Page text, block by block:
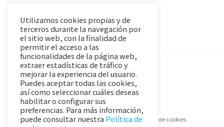
Aviso Legal y Política de Privacidad Política de cookies
Utilizamos cookies propias y de
terceros durante la navegación por
el sitio web, con la finalidad de
permitir el acceso a las
funcionalidades de la página web,
extraer estadísticas de tráfico y
mejorar la experiencia del usuario.
Puedes aceptar todas las cookies,
así como seleccionar cuáles deseas
habilitar o configurar sus
preferencias. Para más información,
puede consultar nuestra Política de